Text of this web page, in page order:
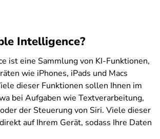
Intelligence?
ist eine Sammlung von KI-Funktionen,
wie iPhones, iPads und Macs
dieser Funktionen sollen Ihnen im
bei Aufgaben wie Textverarbeitung,
der Steuerung von Siri. Viele dieser
auf Ihrem Gerät, sodass Ihre Daten